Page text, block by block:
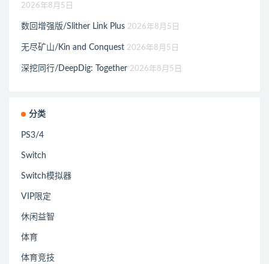
2026年8月5日
数回增强版/Slither Link Plus 2026年8月5日
无尽矿山/Kin and Conquest 2026年8月5日
深挖同行/DeepDig: Together 2026年8月5日
分类
PS3/4
Switch
Switch模拟器
VIP限定
休闲益智
体育
体育竞技